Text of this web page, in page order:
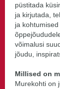
püstitada
ja kirjutada,
ja
võimalusi
jõudu,
Millised on
Murekohti on